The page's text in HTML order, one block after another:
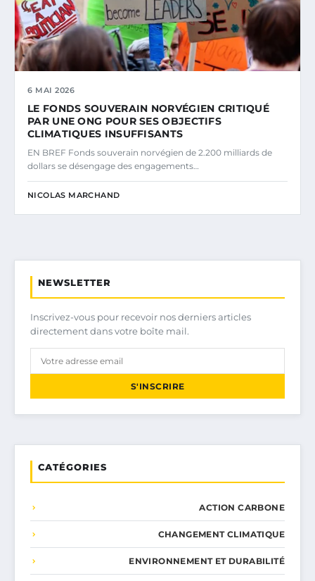
6 MAI 2026
LE FONDS SOUVERAIN NORVÉGIEN CRITIQUÉ
PAR UNE ONG POUR SES OBJECTIFS
CLIMATIQUES INSUFFISANTS
EN BREF Fonds souverain norvégien de 2.200 milliards de
dollars se désengage des engagements…
NICOLAS MARCHAND
NEWSLETTER
Inscrivez-vous pour recevoir nos derniers articles
directement dans votre boîte mail.
S'INSCRIRE
CATÉGORIES
ACTION CARBONE
CHANGEMENT CLIMATIQUE
ENVIRONNEMENT ET DURABILITÉ